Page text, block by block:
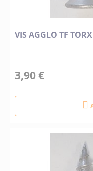
VIS AGGLO TF
3,90 €